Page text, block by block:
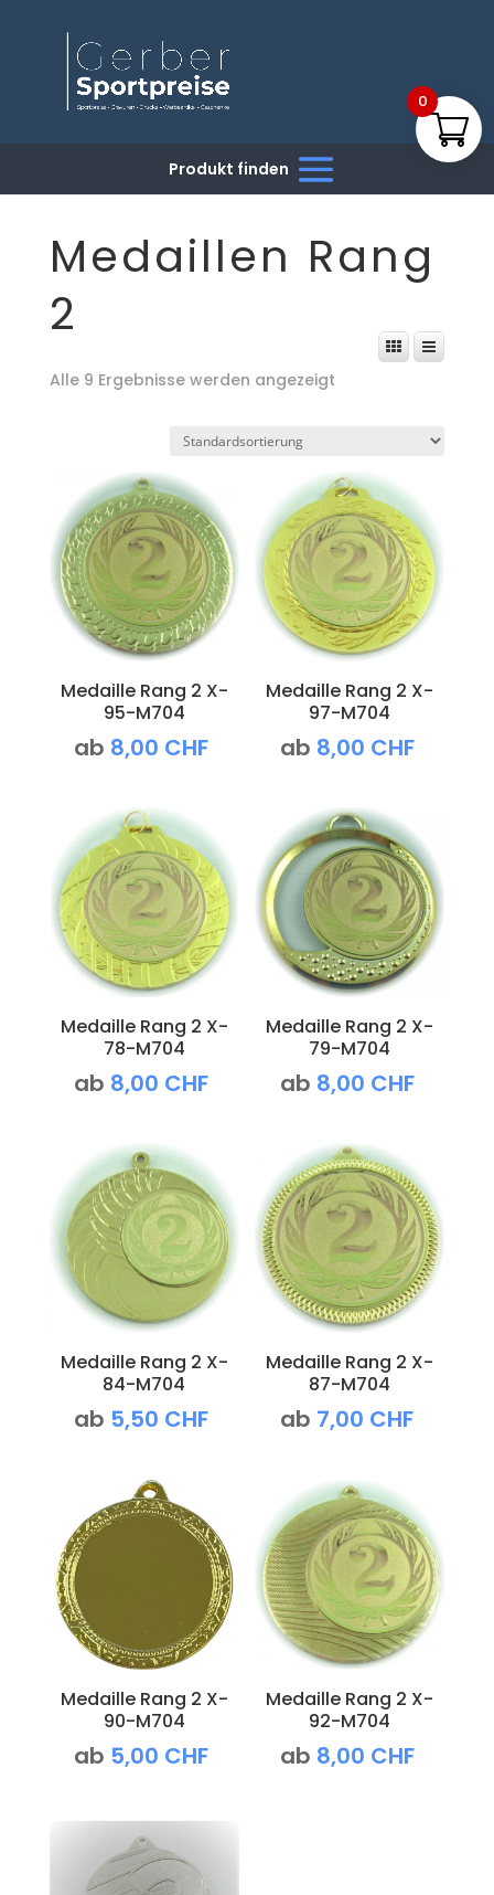
Medaillen Rang
2
Alle 9 Ergebnisse werden angezeigt
Medaille Rang 2 X-
95-M704
ab 8,00 CHF
Medaille Rang 2 X-
97-M704
ab 8,00 CHF
Medaille Rang 2 X-
78-M704
ab 8,00 CHF
Medaille Rang 2 X-
79-M704
ab 8,00 CHF
Medaille Rang 2 X-
84-M704
ab 5,50 CHF
Medaille Rang 2 X-
87-M704
ab 7,00 CHF
Medaille Rang 2 X-
90-M704
ab 5,00 CHF
Medaille Rang 2 X-
92-M704
ab 8,00 CHF
0